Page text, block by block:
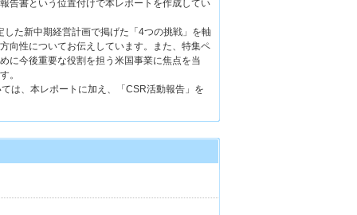
告書という位置付けで本レポートを作成してい
た新中期経営計画で掲げた「4つの挑戦」を軸
向性についてお伝えしています。また、特集ペ
に今後重要な役割を担う米国事業に焦点を当
。
は、本レポートに加え、「CSR活動報告」を